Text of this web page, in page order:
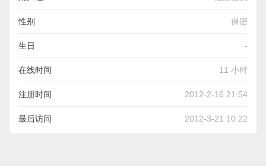
性别 保密
生日 -
在线时间 11 小时
注册时间 2012-2-16 21:54
最后访问 2012-3-21 10:22